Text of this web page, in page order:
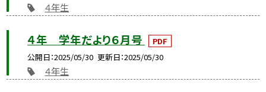
４年生
４年 学年だより６月号
PDF
公開日 2025/05/30 更新日 2025/05/30
４年生